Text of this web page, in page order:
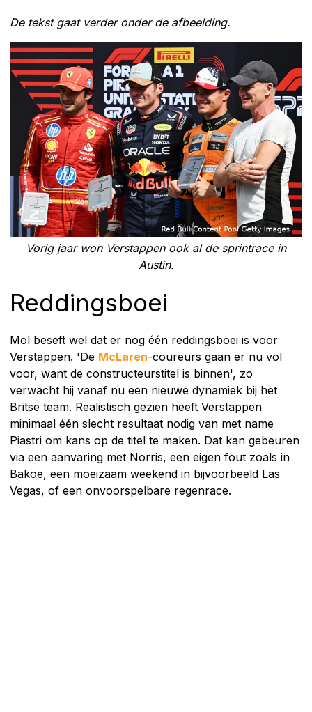
De tekst gaat verder onder de afbeelding.
Vorig jaar won Verstappen ook al de sprintrace in
Austin.
Reddingsboei
Mol beseft wel dat er nog één reddingsboei is voor
Verstappen. 'De McLaren-coureurs gaan er nu vol
voor, want de constructeurstitel is binnen', zo
verwacht hij vanaf nu een nieuwe dynamiek bij het
Britse team. Realistisch gezien heeft Verstappen
minimaal één slecht resultaat nodig van met name
Piastri om kans op de titel te maken. Dat kan gebeuren
via een aanvaring met Norris, een eigen fout zoals in
Bakoe, een moeizaam weekend in bijvoorbeeld Las
Vegas, of een onvoorspelbare regenrace.